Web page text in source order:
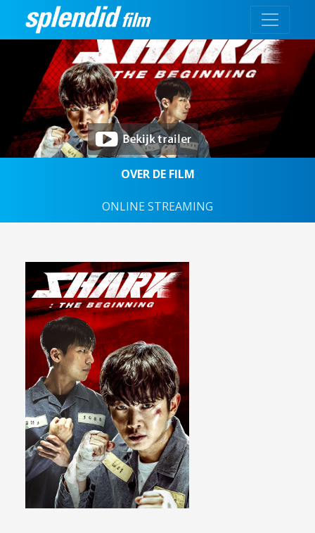
OVER DE FILM
ONLINE STREAMING